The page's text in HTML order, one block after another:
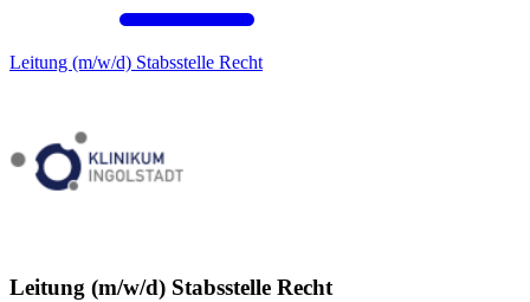
Leitung (m/w/d) Stabsstelle Recht
Leitung (m/w/d) Stabsstelle Recht